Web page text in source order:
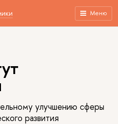
Меню
улучшению сферы
развития